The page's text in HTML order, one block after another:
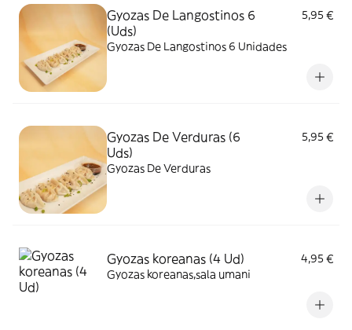
Gyozas De Langostinos 6
(Uds)
5,95 €
Gyozas De Langostinos 6 Unidades
Gyozas De Verduras (6
Uds)
5,95 €
Gyozas De Verduras
Gyozas koreanas (4 Ud)
4,95 €
Gyozas koreanas,sala umani